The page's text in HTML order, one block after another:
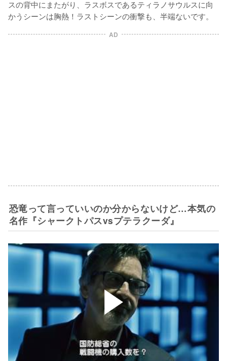
スの背中にまたがり、ラスボスであるティラノサウルスに向
AD
恐竜って言っていいのか分からないけど…本気の
名作『シャークトパスvsプテラクーダ』